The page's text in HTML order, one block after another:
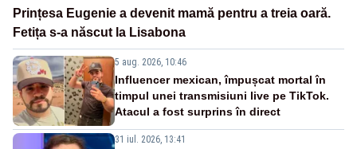
Prințesa Eugenie a devenit mamă pentru a treia oară.
Fetița s-a născut la Lisabona
5 aug. 2026, 10:46
Influencer mexican, împușcat mortal în
timpul unei transmisiuni live pe TikTok.
Atacul a fost surprins în direct
31 iul. 2026, 13:41